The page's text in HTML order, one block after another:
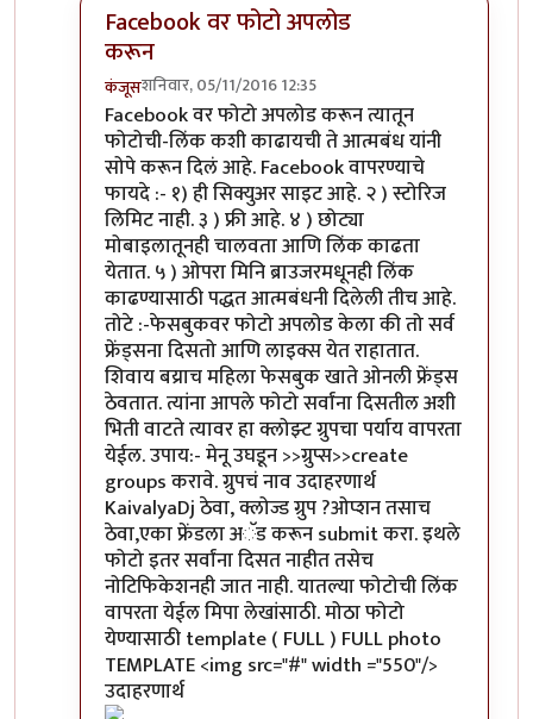
Facebook वर फोटो अपलोड
करून
कंजूसशनिवार, 05/11/2016 12:35
In reply toफेसबुकवरून इकडे फोटो कसे
Facebook वर फोटो अपलोड करून त्यातून
फोटोची-लिंक कशी काढायची ते आत्मबंध यांनी
सोपे करून दिलं आहे. Facebook वापरण्याचे
फायदे :- १) ही सिक्युअर साइट आहे. २ ) स्टोरिज
लिमिट नाही. ३ ) फ्री आहे. ४ ) छोट्या
मोबाइलातूनही चालवता आणि लिंक काढता
येतात. ५ ) ओपरा मिनि ब्राउजरमधूनही लिंक
काढण्यासाठी पद्धत आत्मबंधनी दिलेली तीच आहे.
तोटे :-फेसबुकवर फोटो अपलोड केला की तो सर्व
फ्रेंड्सना दिसतो आणि लाइक्स येत राहातात.
शिवाय बय्राच महिला फेसबुक खाते ओनली फ्रेंड्स
ठेवतात. त्यांना आपले फोटो सर्वांना दिसतील अशी
भिती वाटते त्यावर हा क्लोझ्ट ग्रुपचा पर्याय वापरता
येईल. उपाय:- मेनू उघडून >>ग्रुप्स>>create
groups करावे. ग्रुपचं नाव उदाहरणार्थ
KaivalyaDj ठेवा, क्लोज्ड ग्रुप ?ओप्शन तसाच
ठेवा,एका फ्रेंडला अॅड करून submit करा. इथले
फोटो इतर सर्वांना दिसत नाहीत तसेच
नोटिफिकेशनही जात नाही. यातल्या फोटोची लिंक
वापरता येईल मिपा लेखांसाठी. मोठा फोटो
येण्यासाठी template ( FULL ) FULL photo
TEMPLATE <img src="#" width ="550"/>
उदाहरणार्थ